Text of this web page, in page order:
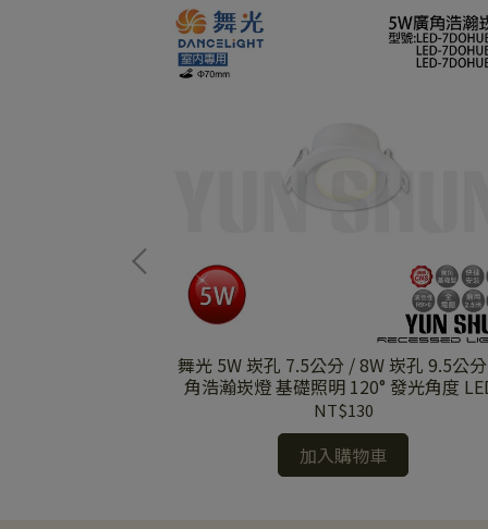
舞光 5W 崁孔 7.5公分 / 8W 崁孔 9.5公
角浩瀚崁燈 基礎照明 120° 發光角度
7DO HUB5 / LED-9DO HUB8
NT$130
加入購物車